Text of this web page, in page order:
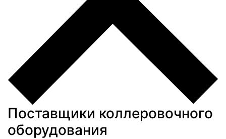
Поставщики коллеровочного
оборудования